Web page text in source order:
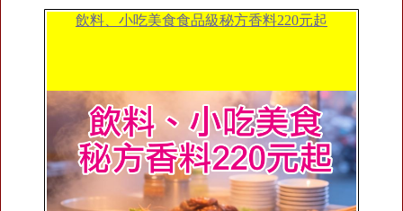
飲料、小吃美食食品級秘方香料220元起